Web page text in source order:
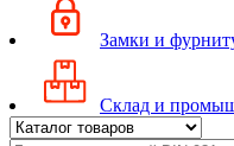
Замки и
Склад и